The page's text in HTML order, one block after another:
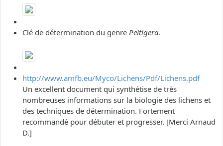
Clé de détermination du genre Peltigera.
http://www.amfb.eu/Myco/Lichens/Pdf/Lichens.pdf
Un excellent document qui synthétise de très
nombreuses informations sur la biologie des lichens et
des techniques de détermination. Fortement
recommandé pour débuter et progresser. [Merci Arnaud
D.]